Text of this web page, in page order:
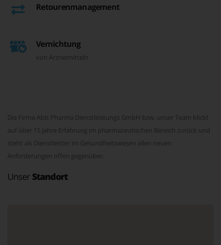
Retourenmanagement
Vernichtung
von Arzneimitteln
Die Firma Abis Pharma Dienstleistungs GmbH bzw. unser Team blickt
auf über 15 Jahre Erfahrung im pharmazeutischen Bereich zurück und
steht als Dienstleister im Gesundheitswesen allen neuen
Anforderungen offen gegenüber.
Unser Standort